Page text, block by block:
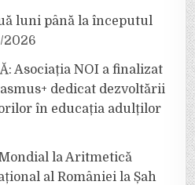
luni până la începutul
2026
Asociația NOI a finalizat
dedicat dezvoltării
în educația adulților
la Aritmetică
al României la Șah